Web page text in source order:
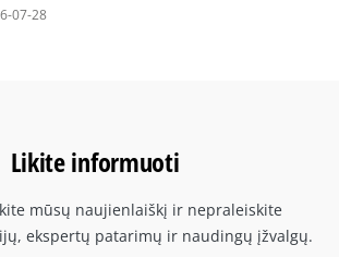
07-28
Likite informuoti
mūsų naujienlaiškį ir nepraleiskite
ekspertų patarimų ir naudingų įžvalgų.